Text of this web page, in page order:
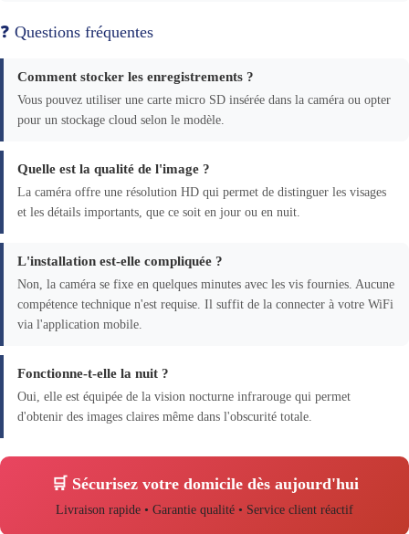
❓ Questions fréquentes
Comment stocker les enregistrements ?
Vous pouvez utiliser une carte micro SD insérée dans la caméra ou opter
pour un stockage cloud selon le modèle.
Quelle est la qualité de l'image ?
La caméra offre une résolution HD qui permet de distinguer les visages
et les détails importants, que ce soit en jour ou en nuit.
L'installation est-elle compliquée ?
Non, la caméra se fixe en quelques minutes avec les vis fournies. Aucune
compétence technique n'est requise. Il suffit de la connecter à votre WiFi
via l'application mobile.
Fonctionne-t-elle la nuit ?
Oui, elle est équipée de la vision nocturne infrarouge qui permet
d'obtenir des images claires même dans l'obscurité totale.
🛒 Sécurisez votre domicile dès aujourd'hui
Livraison rapide • Garantie qualité • Service client réactif